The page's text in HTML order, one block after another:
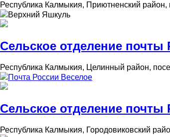
Республика Калмыкия, Приютненский
Верхний Яшкуль
Сельское отделение
Республика Калмыкия, Целинный район,
Почта России Веселое
Сельское отделение почты
Республика Калмыкия, Городовиковский